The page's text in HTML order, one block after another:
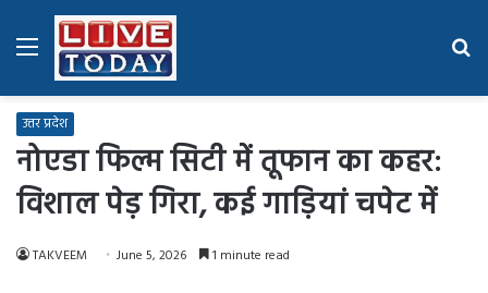
Menu
उत्तर प्रदेश
नोएडा फिल्म सिटी में तूफान का कहर:
विशाल पेड़ गिरा, कई गाड़ियां चपेट में
TAKVEEM June 5, 2026 1 minute read